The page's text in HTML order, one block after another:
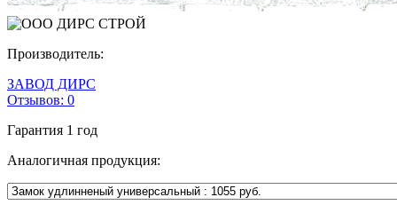
Производитель:
ЗАВОД ДИРС
Отзывов: 0
Гарантия 1 год
Аналогичная продукция: